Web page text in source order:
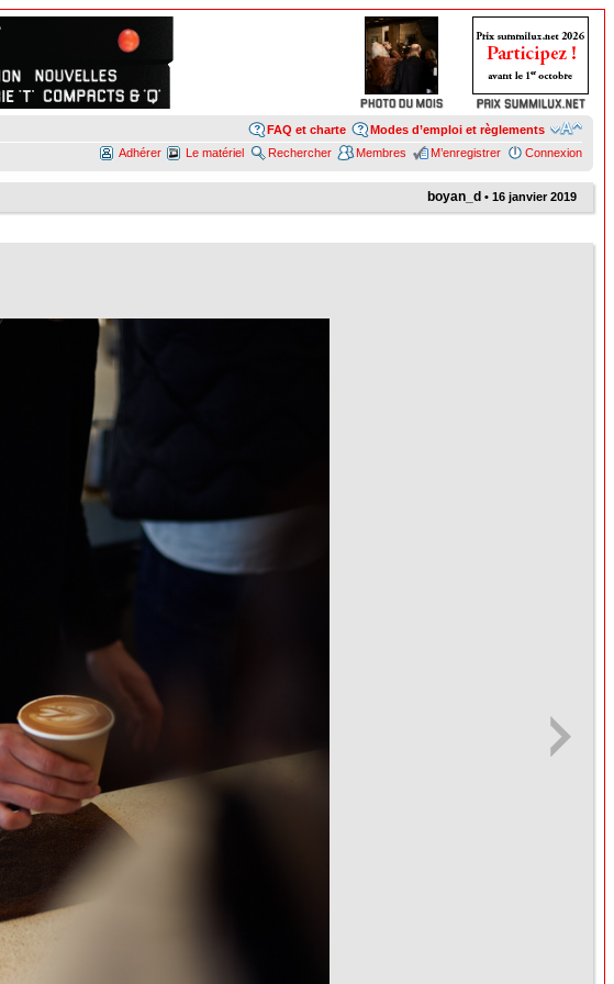
Modes d’emploi et règlements
FAQ et charte
Connexion
M’enregistrer
Membres
Rechercher
Le matériel
Adhérer
boyan_d • 16 janvier 2019